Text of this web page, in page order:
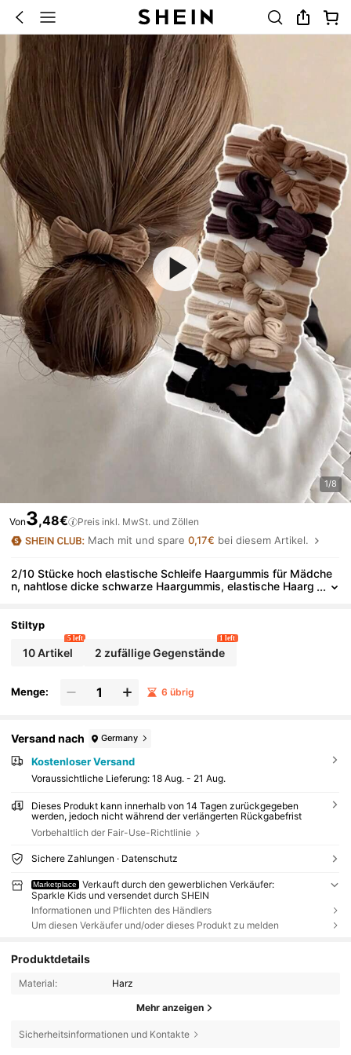
1/8
Von3,48€ Preis inkl. MwSt. und Zöllen
Mach mit und spare0,17€ bei diesem Artikel.
2/10 Stücke hoch elastische Schleife Haargummis für Mädche
n, nahtlose dicke schwarze Haargummis, elastische Haarg
Stiltyp
10 Artikel
5 left
2 zufällige Gegenstände
1 left
Menge: 6 übrig
Versand nach Germany
Kostenloser Versand
Voraussichtliche Lieferung: 18 Aug. - 21 Aug.
Dieses Produkt kann innerhalb von 14 Tagen zurückgegeben
werden, jedoch nicht während der verlängerten Rückgabefrist
Vorbehaltlich der Fair-Use-Richtlinie
Sichere Zahlungen · Datenschutz
Marketplace
Verkauft durch den gewerblichen Verkäufer:
Sparkle Kids und versendet durch SHEIN
Informationen und Pflichten des Händlers
Um diesen Verkäufer und/oder dieses Produkt zu melden
Produktdetails
Material: Harz
Mehr anzeigen
Sicherheitsinformationen und Kontakte